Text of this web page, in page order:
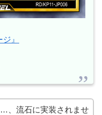
』
、流石に実装されませ